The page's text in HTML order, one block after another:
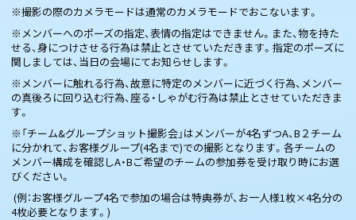
※撮影の際のカメラモードは通常のカメラモードでおこないます。
※メンバーへのポーズの指定、表情の指定はできません。また、物を持た
せる、身につけさせる行為は禁止とさせていただきます。指定のポーズに
関しましては、当日の会場にてお知らせします。
※メンバーに触れる行為、故意に特定のメンバーに近づく行為、メンバー
の真後ろに回り込む行為、座る・しゃがむ行為は禁止とさせていただきま
す。
※「チーム&グループショット撮影会」はメンバーが4名ずつA、B２チーム
に分かれて、お客様グループ(4名まで)での撮影となります。各チームの
メンバー構成を確認しA・Bご希望のチームの参加券を受け取り時にお選
びください。
(例：お客様グループ4名で参加の場合は特典券が、お一人様1枚×4名分の
4枚必要となります。)